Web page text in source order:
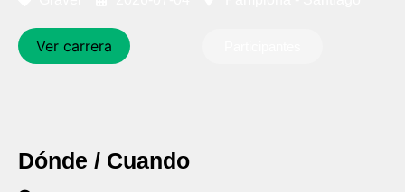
Ver carrera
Dónde / Cuando